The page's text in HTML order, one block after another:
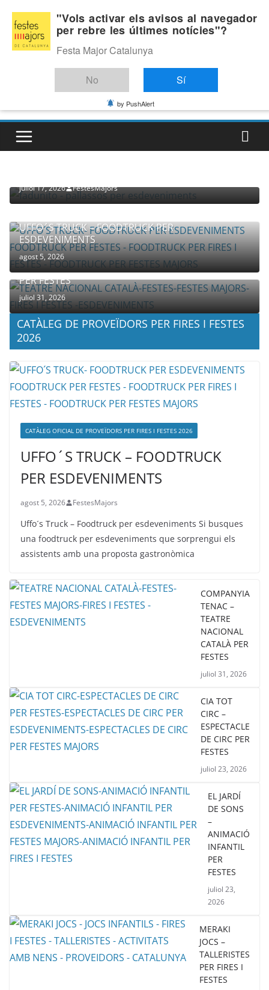
content
Dijous, agost 6, 2026
Última:
juliol 17, 2026 FestesMajors
UFFO´S TRUCK – FOODTRUCK PER
ESDEVENIMENTS
agost 5, 2026
COMPANYIA TENAC – TEATRE NACIONAL CATALÀ
PER FESTES
juliol 31, 2026
CATÀLEG DE PROVEÏDORS PER FIRES I FESTES
2026
CATÀLEG OFICIAL DE PROVEÏDORS PER FIRES I FESTES 2026
UFFO´S TRUCK – FOODTRUCK
PER ESDEVENIMENTS
agost 5, 2026 FestesMajors
Uffo´s Truck – Foodtruck per esdeveniments Si busques
una foodtruck per esdeveniments que sorprengui els
assistents amb una proposta gastronòmica
COMPANYIA
TENAC –
TEATRE
NACIONAL
CATALÀ PER
FESTES
juliol 31, 2026
CIA TOT
CIRC –
ESPECTACLE
DE CIRC PER
FESTES
juliol 23, 2026
EL JARDÍ
DE SONS
–
ANIMACIÓ
INFANTIL
PER
FESTES
juliol 23,
2026
MERAKI
JOCS –
TALLERISTES
PER FIRES I
FESTES
"Vols activar els avisos al navegador
per rebre les últimes notícies"?
Festa Major Catalunya
No Sí
by PushAlert